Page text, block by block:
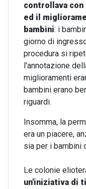
controllava
ed il
bambini: i
giorno di
procedura si
l'annotazione
miglioramenti
bambini erano
riguardi.
Insomma, la
era un piacere,
sia per i bambini
Le colonie
un'iniziativa di